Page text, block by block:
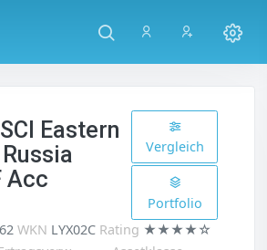
Eastern
Acc
Vergleich
Portfolio
WKN LYX02C Rating ★★★★☆